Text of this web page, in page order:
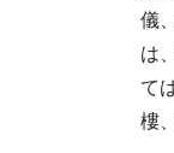
儀
は
て
樓